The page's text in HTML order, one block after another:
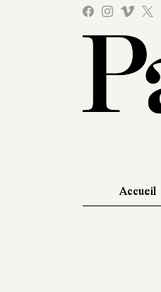
Accueil